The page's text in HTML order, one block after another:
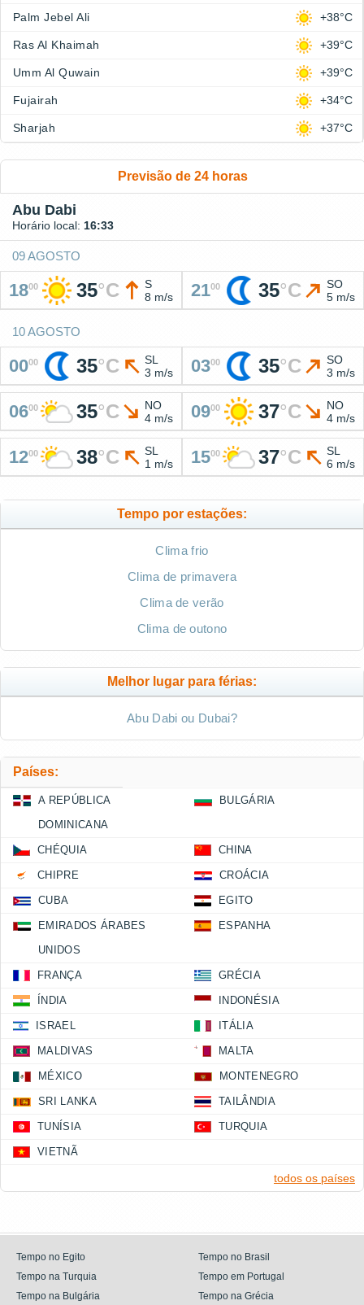
Palm Jebel Ali +38°C
Ras Al Khaimah +39°C
Umm Al Quwain +39°C
Fujairah +34°C
Sharjah +37°C
Previsão de 24 horas
Abu Dabi
Horário local: 16:33
09 AGOSTO
1800 35°C
S
8 m/s
2100 35°C
SO
5 m/s
10 AGOSTO
0000 35°C
SL
3 m/s
0300 35°C
SO
3 m/s
0600 35°C
NO
4 m/s
0900 37°C
NO
4 m/s
1200 38°C
SL
1 m/s
1500 37°C
SL
6 m/s
Tempo por estações:
Clima frio
Clima de primavera
Clima de verão
Clima de outono
Melhor lugar para férias:
Abu Dabi ou Dubai?
Países:
A REPÚBLICA
DOMINICANA
BULGÁRIA
CHÉQUIA CHINA
CHIPRE CROÁCIA
CUBA EGITO
EMIRADOS ÁRABES
UNIDOS
ESPANHA
FRANÇA GRÉCIA
ÍNDIA INDONÉSIA
ISRAEL ITÁLIA
MALDIVAS MALTA
MÉXICO MONTENEGRO
SRI LANKA TAILÂNDIA
TUNÍSIA TURQUIA
VIETNÃ
todos os países
Tempo no Egito
Tempo no Brasil
Tempo na Turquia
Tempo em Portugal
Tempo na Bulgária
Tempo na Grécia